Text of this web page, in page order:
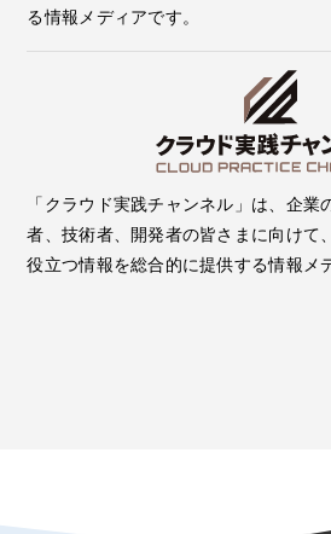
る情報メディアです。
「クラウド実践チャンネル」は、企業
者、技術者、開発者の皆さまに向けて
役立つ情報を総合的に提供する情報メ